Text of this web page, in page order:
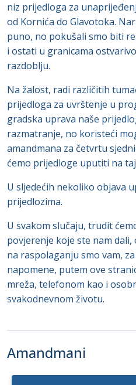
niz prijedloga za
od Kornića do Glavotoka.
puno, no pokušali smo biti
i ostati u granicama
razdoblju.
Na žalost, radi različitih
prijedloga za uvrštenje u
gradska uprava naše
razmatranje, no koristeći
amandmana za četvrtu
ćemo prijedloge uputiti na
U sljedećih nekoliko objava
prijedlozima.
U svakom slučaju, trudit
povjerenje koje ste nam dali,
na raspolaganju smo vam,
napomene, putem ove
mreža, telefonom kao i
svakodnevnom životu.
Amandmani